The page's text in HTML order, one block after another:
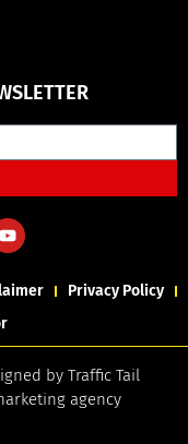
Privacy Policy
by Traffic Tail
agency